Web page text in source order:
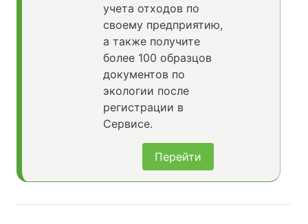
учета отходов по
своему предприятию,
а также получите
более 100 образцов
документов по
экологии после
регистрации в
Сервисе.
Перейти